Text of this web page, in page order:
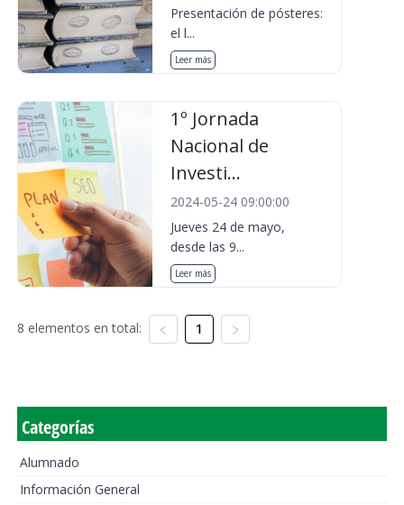
Presentación de pósteres:
el l...
Leer más
1º Jornada
Nacional de
Investi...
2024-05-24 09:00:00
Jueves 24 de mayo,
desde las 9...
Leer más
8 elementos en total: 1
Categorías
Alumnado
Información General